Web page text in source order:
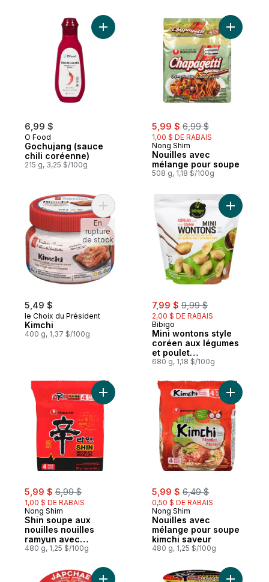
6,99 $
O Food
Gochujang (sauce
chili coréenne)
215 g, 3,25 $/100g
Ajouter Gochujang (sauce chili
sale:
5,99 $ , formerly:
6,99 $
1,00 $ DE RABAIS
Nong Shim
Nouilles avec
mélange pour soupe
508 g, 1,18 $/100g
Ajouter
5,49 $
le Choix du Président
Kimchi
400 g, 1,37 $/100g
Ajouter Kimchi au panier
En
rupture
de stock
sale:
7,99 $ , formerly:
9,99 $
2,00 $ DE RABAIS
Bibigo
Mini wontons style
coréen aux légumes
et poulet
entièrement cuits
680 g, 1,18 $/100g
Ajouter
sale:
5,99 $ , formerly:
6,99 $
1,00 $ DE RABAIS
Nong Shim
Shin soupe aux
nouilles nouilles
ramyun avec
mélange pour soupe
480 g, 1,25 $/100g
Ajouter Shin soupe aux nouilles nouilles
sale:
5,99 $ , formerly:
6,49 $
0,50 $ DE RABAIS
Nong Shim
Nouilles avec
mélange pour soupe
kimchi saveur
480 g, 1,25 $/100g
Ajouter